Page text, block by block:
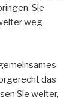
Sie
weg
das
Sie weiter,